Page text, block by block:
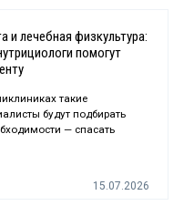
и лечебная физкультура:
помогут
такие
будут подбирать
— спасать
15.07.2026